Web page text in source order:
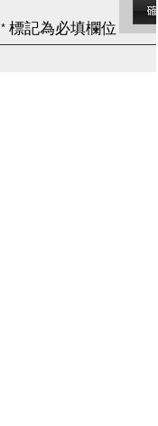
* 標記為必填欄位